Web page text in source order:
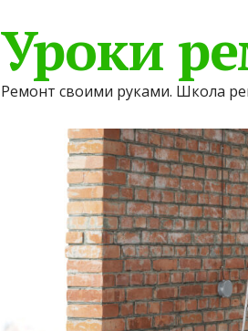
Уроки
Ремонт своими руками. Школа